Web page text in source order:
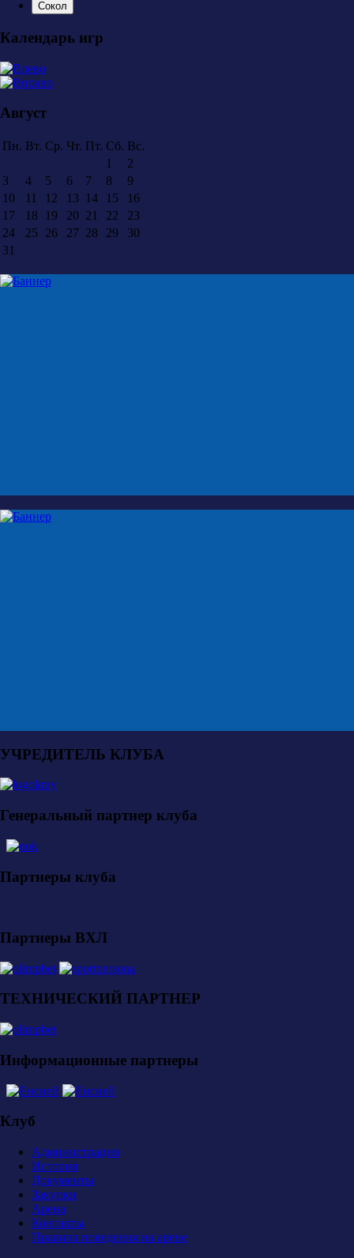
Сокол
Календарь игр
Август
Пн. Вт. Ср. Чт. Пт. Сб. Вс.
1
2
3
4 5 6 7 8
9
10
11 12 13 14 15
16
17
18 19 20 21 22
23
24
25 26 27 28 29
30
31
УЧРЕДИТЕЛЬ КЛУБА
Генеральный партнер клуба
Партнеры клуба
Партнеры ВХЛ
ТЕХНИЧЕСКИЙ ПАРТНЕР
Информационные партнеры
Клуб
Администрация
История
Документы
Закупки
Арена
Контакты
Правила поведения на арене